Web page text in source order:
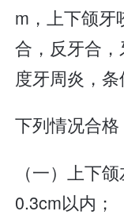
m，上下颌牙
合，反牙合
度牙周炎，条
下列情况合格
（一）上下
0.3cm以内；